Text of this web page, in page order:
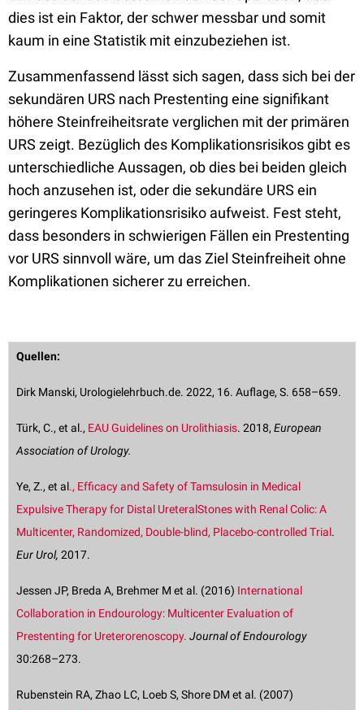
dies ist ein Faktor, der schwer messbar und somit
kaum in eine Statistik mit einzubeziehen ist.
Zusammenfassend lässt sich sagen, dass sich bei der
sekundären URS nach Prestenting eine signifikant
höhere Steinfreiheitsrate verglichen mit der primären
URS zeigt. Bezüglich des Komplikationsrisikos gibt es
unterschiedliche Aussagen, ob dies bei beiden gleich
hoch anzusehen ist, oder die sekundäre URS ein
geringeres Komplikationsrisiko aufweist. Fest steht,
dass besonders in schwierigen Fällen ein Prestenting
vor URS sinnvoll wäre, um das Ziel Steinfreiheit ohne
Komplikationen sicherer zu erreichen.
Quellen:
Dirk Manski, Urologielehrbuch.de. 2022, 16. Auflage, S. 658–659.
Türk, C., et al., EAU Guidelines on Urolithiasis. 2018, European
Association of Urology.
Ye, Z., et al., Efficacy and Safety of Tamsulosin in Medical
Expulsive Therapy for Distal UreteralStones with Renal Colic: A
Multicenter, Randomized, Double-blind, Placebo-controlled Trial.
Eur Urol, 2017.
Jessen JP, Breda A, Brehmer M et al. (2016) International
Collaboration in Endourology: Multicenter Evaluation of
Prestenting for Ureterorenoscopy. Journal of Endourology
30:268–273.
Rubenstein RA, Zhao LC, Loeb S, Shore DM et al. (2007)